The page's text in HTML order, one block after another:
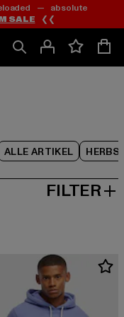
— absolute
SALE ❮❮
ALLE ARTIKEL
FILTER